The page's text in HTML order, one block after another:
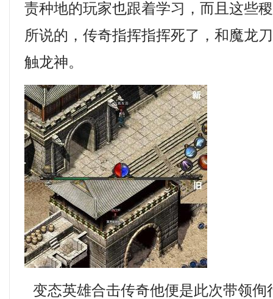
责种地的玩家也跟着学习，而且这些
所说的，传奇指挥指挥死了，和魔龙
触龙神。
变态英雄合击传奇他便是此次带领侚